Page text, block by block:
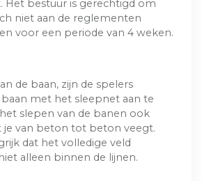
Het bestuur is gerechtigd om
niet aan de reglementen
voor een periode van 4 weken.
de baan, zijn de spelers
met het sleepnet aan te
slepen van de banen ook
je van beton tot beton veegt.
dat het volledige veld
alleen binnen de lijnen.